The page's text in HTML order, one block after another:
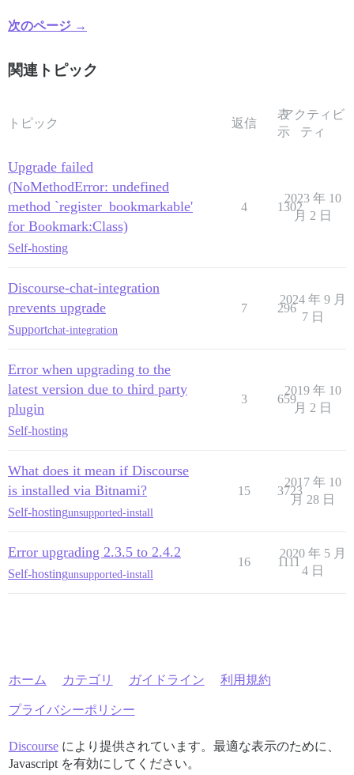
次のページ →
関連トピック
トピック 返信
表
示
アクティビ
ティ
Upgrade failed
(NoMethodError: undefined
method `register_bookmarkable'
for Bookmark:Class)
Self-hosting
4 1302
2023 年 10
月 2 日
Discourse-chat-integration
prevents upgrade
Supportchat-integration
7 296
2024 年 9 月
7 日
Error when upgrading to the
latest version due to third party
plugin
Self-hosting
3 659
2019 年 10
月 2 日
What does it mean if Discourse
is installed via Bitnami?
Self-hostingunsupported-install
15 3723
2017 年 10
月 28 日
Error upgrading 2.3.5 to 2.4.2
Self-hostingunsupported-install
16 1111
2020 年 5 月
4 日
ホーム カテゴリ ガイドライン 利用規約
プライバシーポリシー
Discourseにより提供されています。最適な表示のために、
Javascript を有効にしてください。